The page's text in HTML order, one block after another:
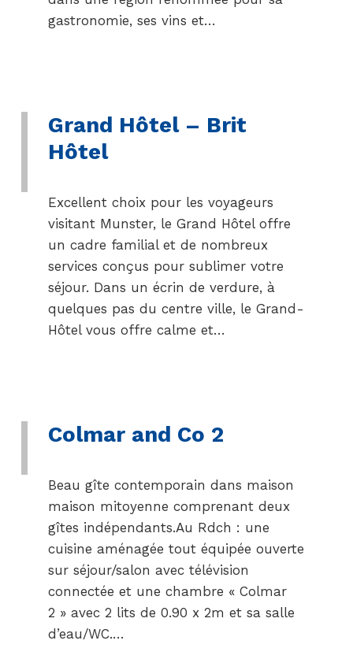
gastronomie, ses vins et…
Grand Hôtel – Brit
Hôtel
Excellent choix pour les voyageurs
visitant Munster, le Grand Hôtel offre
un cadre familial et de nombreux
services conçus pour sublimer votre
séjour. Dans un écrin de verdure, à
quelques pas du centre ville, le Grand-
Hôtel vous offre calme et…
Colmar and Co 2
Beau gîte contemporain dans maison
maison mitoyenne comprenant deux
gîtes indépendants.Au Rdch : une
cuisine aménagée tout équipée ouverte
sur séjour/salon avec télévision
connectée et une chambre « Colmar
2 » avec 2 lits de 0.90 x 2m et sa salle
d’eau/WC.…